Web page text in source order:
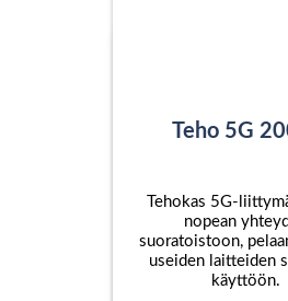
Teho 5G
Tehokas 5G-
nopean
suoratoistoon,
useiden laitteiden
käyttöön.